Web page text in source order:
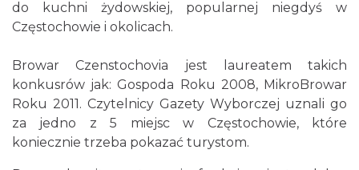
do kuchni żydowskiej, popularnej niegdyś w
Częstochowie i okolicach.
Browar Czenstochovia jest laureatem takich
konkusrów jak: Gospoda Roku 2008, MikroBrowar
Roku 2011. Czytelnicy Gazety Wyborczej uznali go
za jedno z 5 miejsc w Częstochowie, które
koniecznie trzeba pokazać turystom.